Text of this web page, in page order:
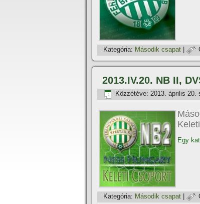
Kategória: Második csapat
2013.IV.20. NB II,
Közzétéve: 2013. április 20.
Egy
Kategória: Második csapat